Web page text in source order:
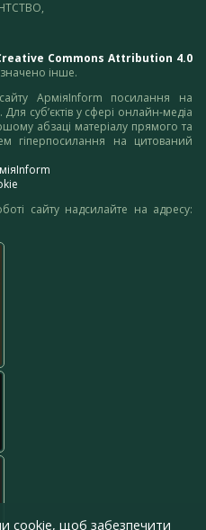
Commons Attribution 4.0
інше.
АрміяInform посилання на
Для суб’єктів у сфері онлайн-медіа
абзаці матеріалу прямого та
гіперпосилання на цитований
сайту надсилайте на адресу:
cookie, щоб забезпечити